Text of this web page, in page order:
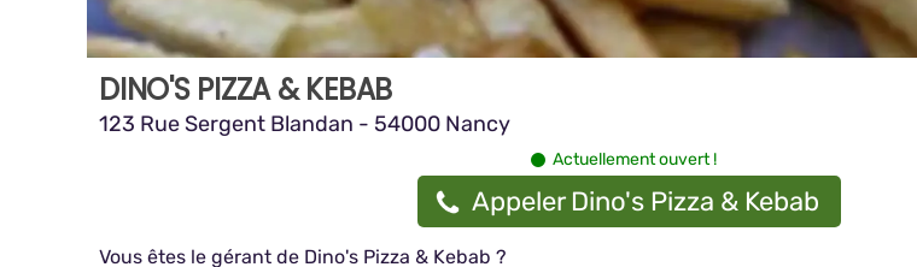
DINO'S PIZZA & KEBAB
123 Rue Sergent Blandan - 54000 Nancy
Actuellement ouvert !
Appeler Dino's Pizza & Kebab
Vous êtes le gérant de Dino's Pizza & Kebab ?